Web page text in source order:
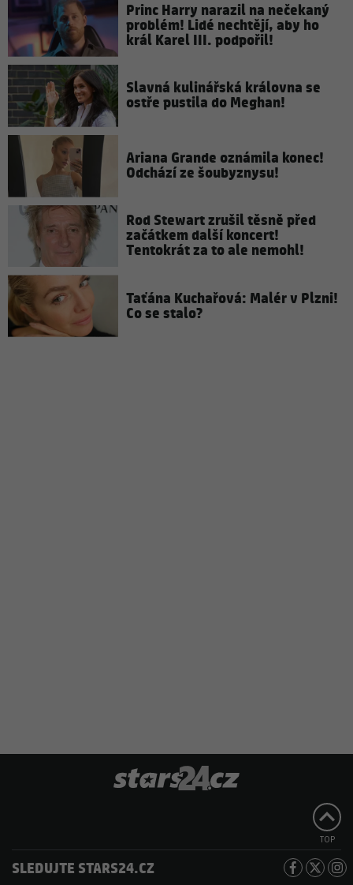
Princ Harry narazil na nečekaný
problém! Lidé nechtějí, aby ho
král Karel III. podpořil!
Slavná kulinářská královna se
ostře pustila do Meghan!
Ariana Grande oznámila konec!
Odchází ze šoubyznysu!
Rod Stewart zrušil těsně před
začátkem další koncert!
Tentokrát za to ale nemohl!
Taťána Kuchařová: Malér v Plzni!
Co se stalo?
TOP
SLEDUJTE STARS24.CZ